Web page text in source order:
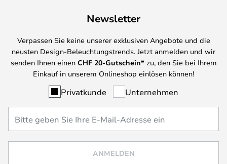
Newsletter
Verpassen Sie keine unserer exklusiven Angebote und die
neusten Design-Beleuchtungstrends. Jetzt anmelden und wir
senden Ihnen einen CHF 20-Gutschein* zu, den Sie bei Ihrem
Einkauf in unserem Onlineshop einlösen können!
Privatkunde Unternehmen
ANMELDEN